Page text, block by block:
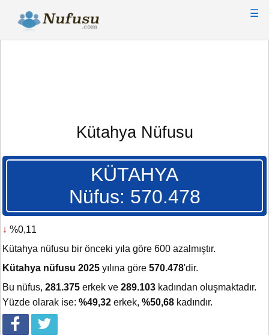
☰
Kütahya Nüfusu
KÜTAHYA
Nüfus: 570.478
↓ %0,11
Kütahya nüfusu bir önceki yıla göre 600 azalmıştır.
Kütahya nüfusu 2025 yılına göre 570.478'dir.
Bu nüfus, 281.375 erkek ve 289.103 kadından oluşmaktadır.
Yüzde olarak ise: %49,32 erkek, %50,68 kadındır.